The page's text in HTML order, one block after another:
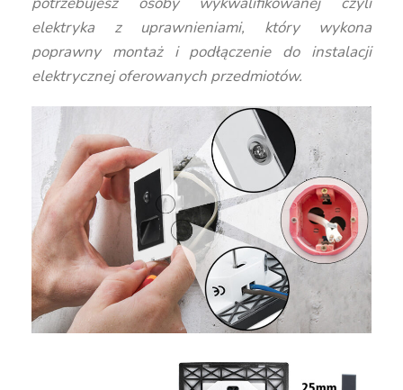
elektryka z uprawnieniami, który wykona
poprawny montaż i podłączenie do instalacji
elektrycznej oferowanych przedmiotów.